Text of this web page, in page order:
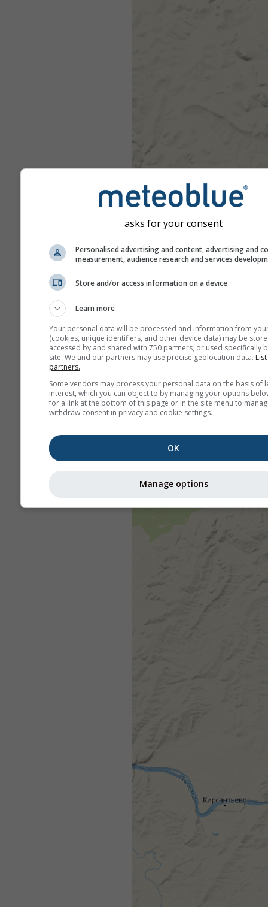
asks for your consent
Personalised advertising and content, advertising and
measurement, audience research and services
Store and/or access information on a device
Learn more
Your personal data will be processed and information from
(cookies, unique identifiers, and other device data) may be
accessed by and shared with 750 partners, or used specifically
site. We and our partners may use precise geolocation data.
partners.
Some vendors may process your personal data on the basis of
interest, which you can object to by managing your options
for a link at the bottom of this page or in the site menu to
withdraw consent in privacy and cookie settings.
OK
Manage options